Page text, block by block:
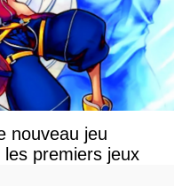
nouveau jeu
premiers jeux